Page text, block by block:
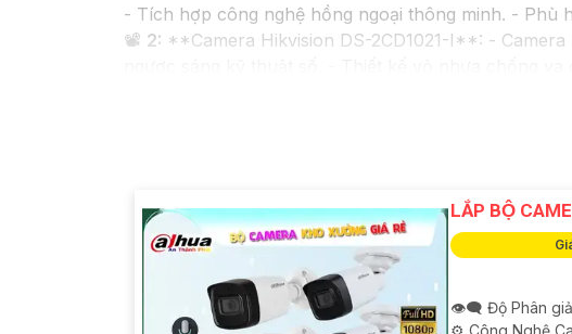
- Tích hợp công nghệ hồng ngoại thông minh. - Phù
📽 2: **Camera Hikvision DS-2CD1021-I**: -
**Camera Dahua HDCVI HAC-HFW1200T**: -
hồng ngoại lên đến 20m. - Chống ngược sáng
Nhớ kiểm tra và lựa chọn sản phẩm phù hợp với
LẮP BỘ
👁️‍🗨 Độ Phân
⚙ Công Nghệ